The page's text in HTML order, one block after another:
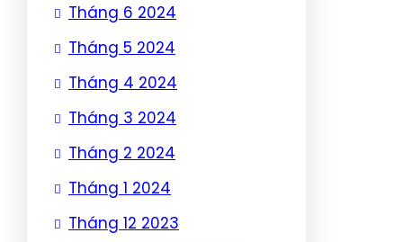
Tháng 6 2024
Tháng 5 2024
Tháng 4 2024
Tháng 3 2024
Tháng 2 2024
Tháng 1 2024
Tháng 12 2023